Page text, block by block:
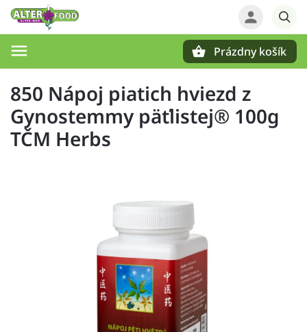
Prázdny košík
850 Nápoj piatich hviezd z
Gynostemmy päťlistej® 100g
TČM Herbs